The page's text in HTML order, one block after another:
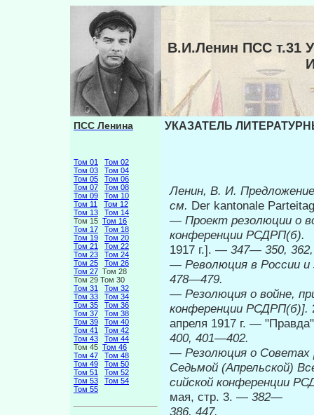
В.И.Ленин ПСС т.31
ПСС Ленина
Том 01
Том 02
Том 03
Том 04
Том 05
Том 06
Том 07
Том 08
Том 09
Том 10
Том 11
Том 12
Том 13
Том 14
Том 15 Том 16
Том 17
Том 18
Том 19
Том 20
Том 21
Том 22
Том 23
Том 24
Том 25
Том 26
Том 27 Том 28
Том 29 Том 30
Том 31
Том 32
Том 33
Том 34
Том 35
Том 36
Том 37
Том 38
Том 39
Том 40
Том 41
Том 42
Том 43
Том 44
Том 45 Том 46
Том 47
Том 48
Том 49
Том 50
Том 51
Том 52
Том 53
Том 54
Том 55
УКАЗАТЕЛЬ
Ленин, В. И.
см. Der kantonale
— Проект резолюции о
конференции РСДРП(б).
1917 г.]. — 347— 350,
— Революция в России и
478—479.
— Резолюция о войне,
конференции РСДРП(б)].
апреля 1917 г. —
400, 401—402.
— Резолюция о Советах
Седьмой (Апрельской)
сийской конференции
мая, стр. 3. — 382—
386, 447.